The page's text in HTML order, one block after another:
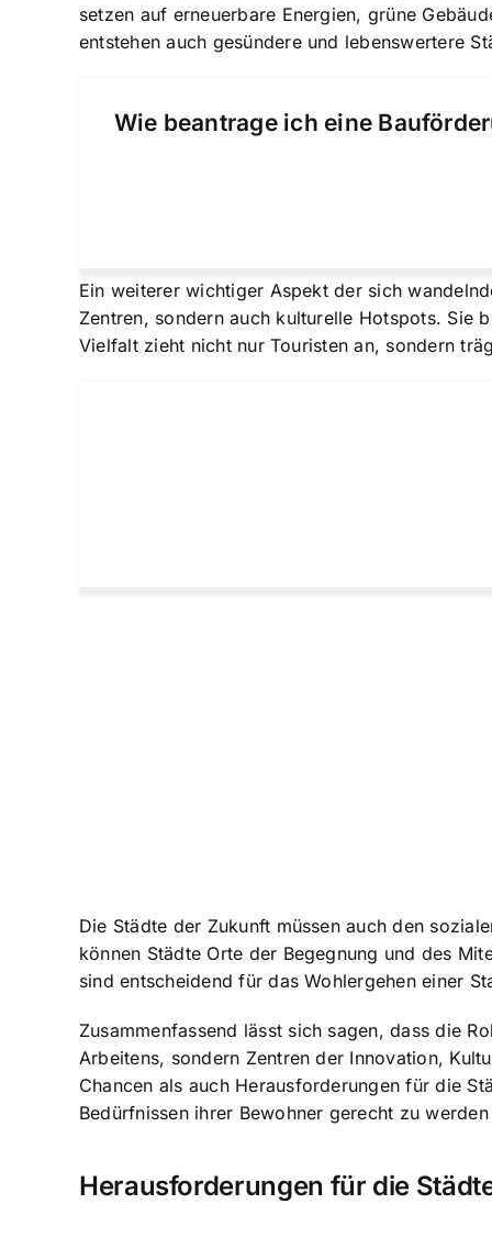
setzen auf erneuerbare Energien, grüne
entstehen auch gesündere und lebenswertere
Wie beantrage ich eine
Ein weiterer wichtiger Aspekt der sich
Zentren, sondern auch kulturelle Hotspots. Sie
Vielfalt zieht nicht nur Touristen an, sondern
Die Städte der Zukunft müssen auch den
können Städte Orte der Begegnung und des
sind entscheidend für das Wohlergehen einer
Zusammenfassend lässt sich sagen, dass die
Arbeitens, sondern Zentren der Innovation,
Chancen als auch Herausforderungen für die
Bedürfnissen ihrer Bewohner gerecht zu
Herausforderungen für die